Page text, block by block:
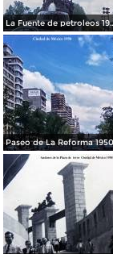
La Fuente
Paseo de La Reforma